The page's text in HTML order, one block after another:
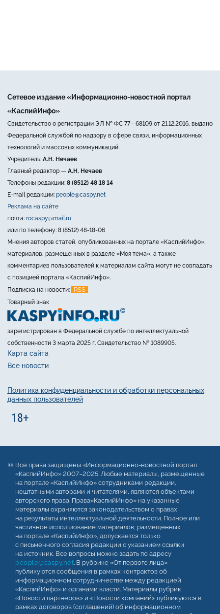
Сетевое издание «Информационно-новостной портал
«КаспийИнфо»
Свидетельство о регистрации ЭЛ № ФС 77 - 68109 от 21.12.2016, выдано
Федеральной службой по надзору в сфере связи, информационных
технологий и массовых коммуникаций
Учредитель: А.Н. Нечаев
Главный редактор — А.Н. Нечаев
Телефоны редакции: 8 (8512) 48 18 14
E-mail редакции: people@caspy.net
Реклама на сайте
почта: rocaspy@mail.ru
или по телефону: 8 (8512) 48-18-06
Мнения авторов статей, опубликованных на портале «КаспийИнфо»,
материалов, размещённых в разделе «Моя тема», а также
комментариев пользователей к материалам сайта могут не совпадать
с позицией портала «КаспийИнфо».
Подписка на новости:
RSS
Товарный знак
зарегистрирован в Федеральной службе по интеллектуальной
собственности 3 марта 2025 г. Свидетельство № 1089905.
Карта сайта
Все новости
Политика конфиденциальности и обработки персональных
данных пользователей
Все права защищены «Информационно-новостной портал
«КаспийИнфо» 2007–2025. Любые материалы, размещенные
на портале «КаспийИнфо» сотрудниками редакции,
нештатными авторами и читателями, являются объектами
авторского права. Права«КаспийИнфо» на указанные
материалы охраняются законодательством о правах
на результаты интеллектуальной деятельности. Полное или
частичное использование материалов, размещенных
на портале «КаспийИнфо», допускается только
с письменного согласия редакции с указанием ссылки
на источник. Все вопросы можно задать по адресу
people@caspy.net. В рубрике «От первого лица»
публикуются сообщения в рамках контрактов об
информационном сотрудничестве между редакцией
«КаспийИнфо» и органами власти. Материалы рубрик
«Новости партнёров» и «Новости компаний» публикуются в
рамках договоров (соглашений) об информационном